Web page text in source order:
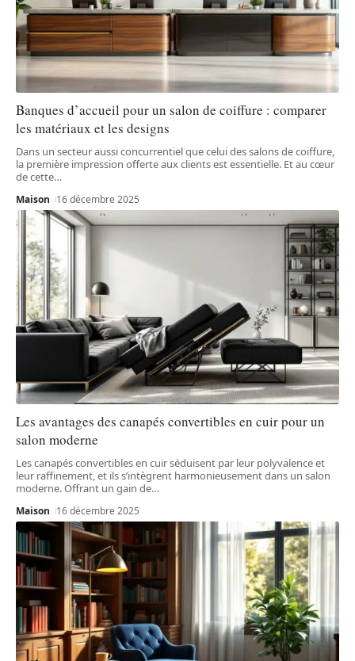
Banques d’accueil pour un salon de coiffure : comparer
les matériaux et les designs
Dans un secteur aussi concurrentiel que celui des salons de coiffure,
la première impression offerte aux clients est essentielle. Et au cœur
de cette…
Maison 16 décembre 2025
Les avantages des canapés convertibles en cuir pour un
salon moderne
Les canapés convertibles en cuir séduisent par leur polyvalence et
leur raffinement, et ils s’intègrent harmonieusement dans un salon
moderne. Offrant un gain de…
Maison 16 décembre 2025